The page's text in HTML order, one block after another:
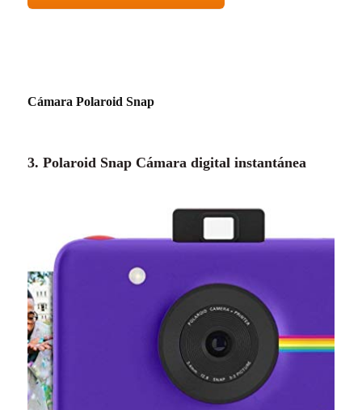
Cámara Polaroid Snap
3. Polaroid Snap Cámara digital instantánea